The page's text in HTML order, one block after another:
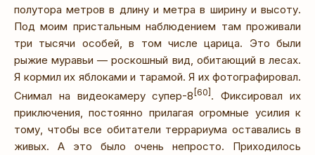
полутора метров в длину и метра в ширину и высоту.
Под моим пристальным наблюдением там проживали
три тысячи особей, в том числе царица. Это были
рыжие муравьи — роскошный вид, обитающий в лесах.
Я кормил их яблоками и тарамой. Я их фотографировал.
Снимал на видеокамеру супер-8 [60] . Фиксировал их
приключения, постоянно прилагая огромные усилия к
тому, чтобы все обитатели террариума оставались в
живых. А это было очень непросто. Приходилось